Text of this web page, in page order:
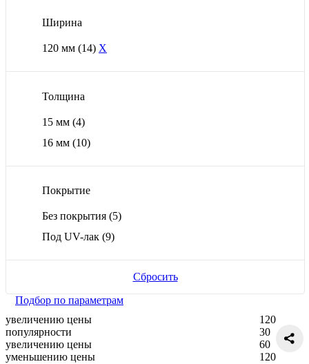
Ширина
120 мм (14) X
Толщина
15 мм (4)
16 мм (10)
Покрытие
Без покрытия (5)
Под UV-лак (9)
Сбросить
Подбор по параметрам
увеличению цены
популярности
увеличению цены
уменьшению цены
120
30
60
120